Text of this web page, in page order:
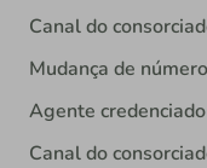
Canal do
Mudança de
Agente credenciado
Canal do